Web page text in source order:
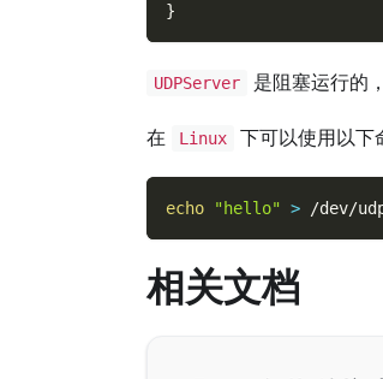
}
UDPServer 是阻塞运行的
在 Linux 下可以使用以下
echo "hello" > /dev/
相关文档